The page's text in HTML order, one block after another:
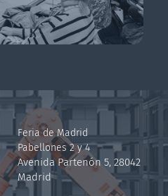
Feria de Madrid
Pabellones 2 y 4
Avenida Partenón 5, 28042
Madrid